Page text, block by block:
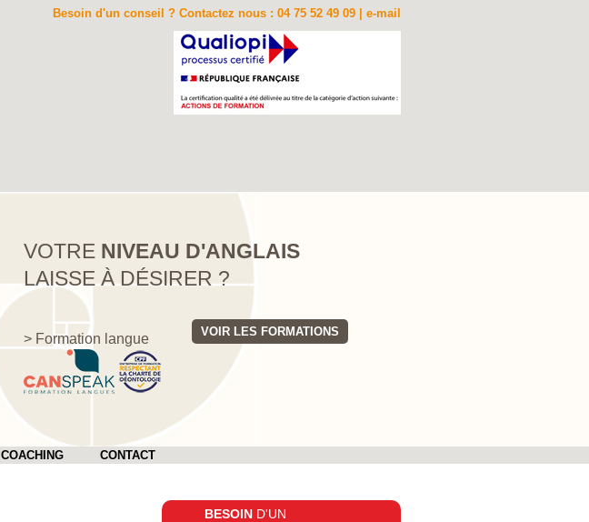
Besoin d'un conseil ? Contactez nous : 04 75 52 49 09 | e-mail
VOTRE NIVEAU D'ANGLAIS
LAISSE À DÉSIRER ?
> Formation langue VOIR LES FORMATIONS
COACHING CONTACT
BESOIND'UN